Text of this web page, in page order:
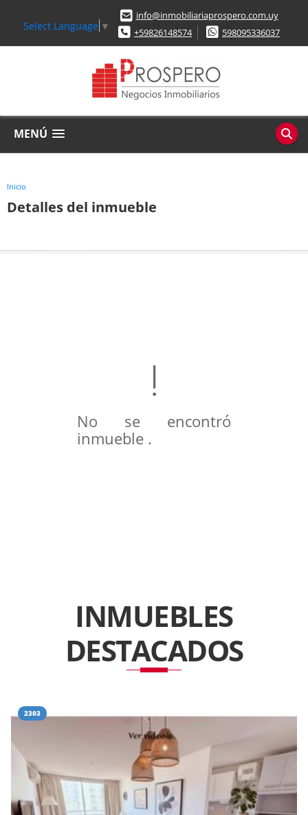
Select Language ▼
info@inmobiliariaprospero.com.uy
+59826148574
598095336037
MENÚ
Inicio
Detalles del inmueble
No se encontró
inmueble .
INMUEBLES
DESTACADOS
2303